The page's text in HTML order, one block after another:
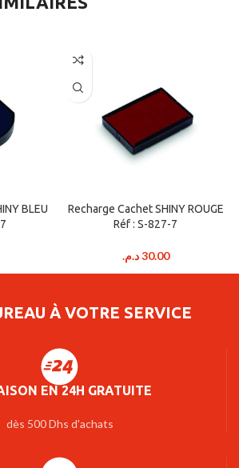
BLEU
Recharge Cachet SHINY ROUGE
Réf : S-827-7
30.00 د.م.
À VOTRE SERVICE
EN 24H GRATUITE
dès 500 Dhs d'achats